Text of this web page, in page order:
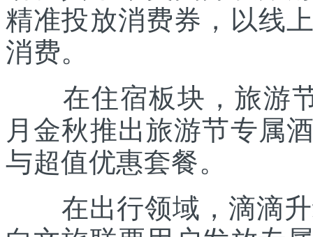
精准投放消费券，以线
消费。
在住宿板块，旅游节
月金秋推出旅游节专属
与超值优惠套餐。
在出行领域，滴滴升